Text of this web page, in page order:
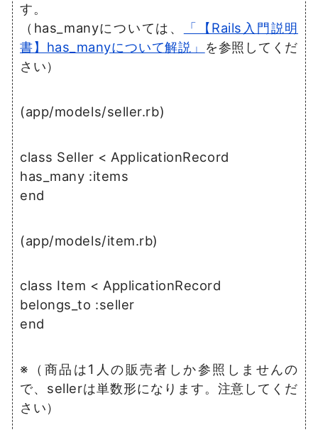
す。
（has_manyについては、
「【Rails入門説明
書】has_manyについて解説」 を参照してくだ
さい）
(app/models/seller.rb)
class Seller < ApplicationRecord
has_many :items
end
(app/models/item.rb)
class Item < ApplicationRecord
belongs_to :seller
end
※（商品は1人の販売者しか参照しませんの
で、sellerは単数形になります。注意してくだ
さい）